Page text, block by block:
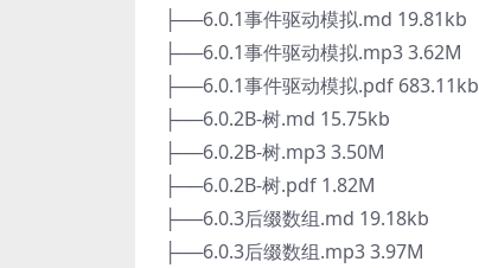
├──6.0.1事件驱动模拟.md 19.81kb
├──6.0.1事件驱动模拟.mp3 3.62M
├──6.0.1事件驱动模拟.pdf 683.11kb
├──6.0.2B-树.md 15.75kb
├──6.0.2B-树.mp3 3.50M
├──6.0.2B-树.pdf 1.82M
├──6.0.3后缀数组.md 19.18kb
├──6.0.3后缀数组.mp3 3.97M